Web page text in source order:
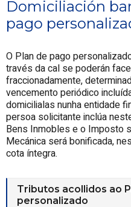
Domiciliación
pago
O Plan de pago
través da cal se poderán
fraccionadamente,
vencemento periódico
domicilialas nunha entidade
persoa solicitante inclúa
Bens Inmobles e o Imposto
Mecánica será bonificada,
cota íntegra.
Tributos acollidos ao
personalizado